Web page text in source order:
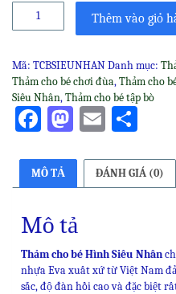
Thảm
Siêu
Nhân
số
lượng
Thêm vào giỏ
Mã: TCBSIEUNHANDanh mục:
Thảm cho bé chơi đùa,Thảm cho
Siêu Nhân,Thảm cho bé tập bò
Facebook
Mastodon
Email
MÔ TẢ ĐÁNH GIÁ (0)
Mô tả
Thảm cho bé Hình Siêu Nhân
nhựa Eva xuất xứ từ Việt Nam
sắc, độ đàn hồi cao và đặc biệt